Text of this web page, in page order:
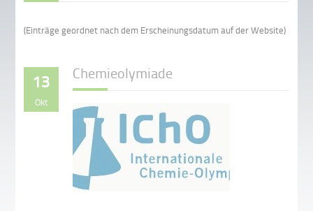
(Einträge geordnet nach dem Erscheinungsdatum auf der Website)
13
Okt
Chemieolymiade